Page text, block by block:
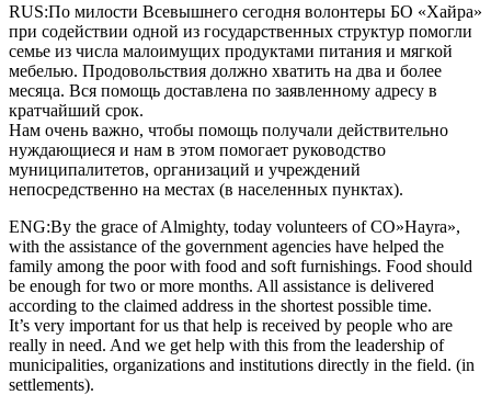
RUS:По милости Всевышнего сегодня волонтеры БО «Хайра»
при содействии одной из государственных структур помогли
семье из числа малоимущих продуктами питания и мягкой
мебелью. Продовольствия должно хватить на два и более
месяца. Вся помощь доставлена по заявленному адресу в
кратчайший срок.
Нам очень важно, чтобы помощь получали действительно
нуждающиеся и нам в этом помогает руководство
муниципалитетов, организаций и учреждений
непосредственно на местах (в населенных пунктах).
ENG:By the grace of Almighty, today volunteers of CO»Hayra»,
with the assistance of the government agencies have helped the
family among the poor with food and soft furnishings. Food should
be enough for two or more months. All assistance is delivered
according to the claimed address in the shortest possible time.
It’s very important for us that help is received by people who are
really in need. And we get help with this from the leadership of
municipalities, organizations and institutions directly in the field. (in
settlements).